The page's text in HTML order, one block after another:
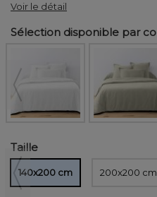
Voir le détail
Sélection disponible par
Taille
140x200 cm 200x200 cm